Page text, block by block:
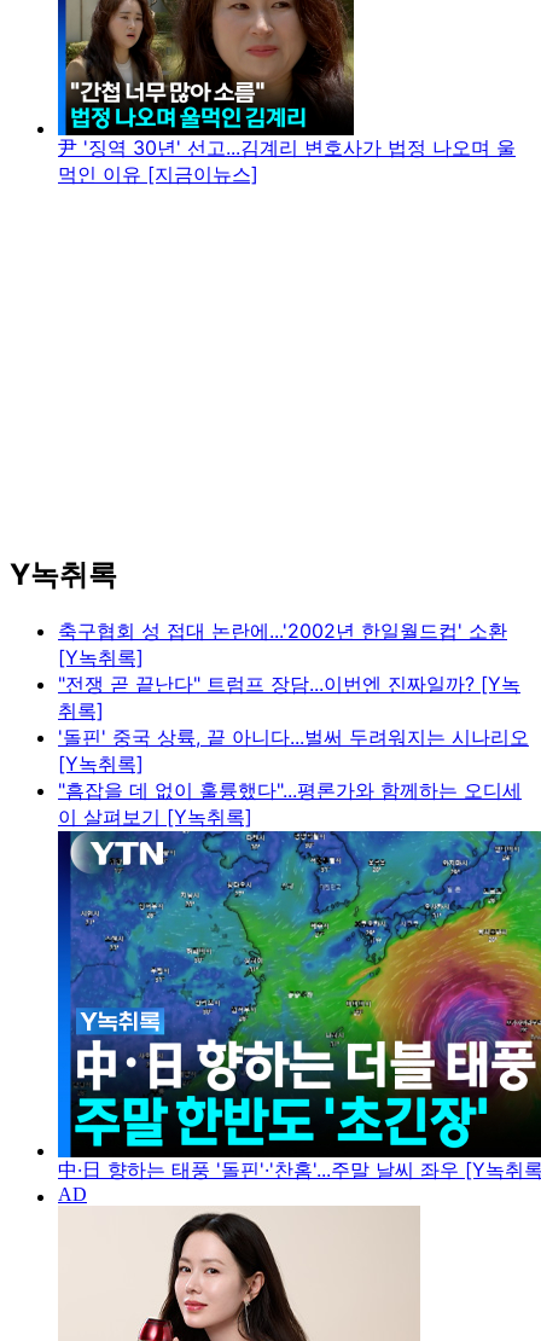
尹 '징역 30년' 선고...김계리 변호사가 법정 나오며 울
먹인 이유 [지금이뉴스]
Y녹취록
축구협회 성 접대 논란에...'2002년 한일월드컵' 소환
[Y녹취록]
"전쟁 곧 끝난다" 트럼프 장담...이번엔 진짜일까? [Y녹
취록]
'돌핀' 중국 상륙, 끝 아니다...벌써 두려워지는 시나리오
[Y녹취록]
"흠잡을 데 없이 훌륭했다"...평론가와 함께하는 오디세
이 살펴보기 [Y녹취록]
中·日 향하는 태풍 '돌핀'·'찬홈'...주말 날씨 좌우 [Y녹취